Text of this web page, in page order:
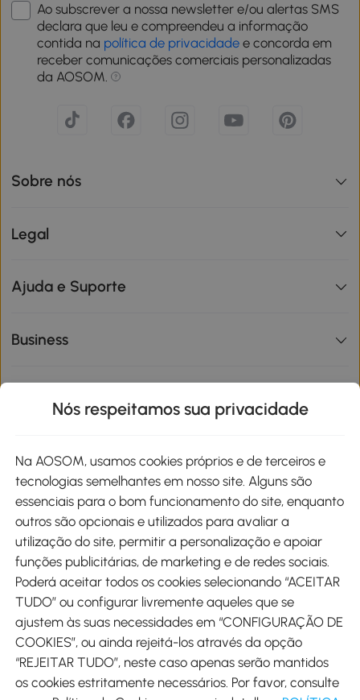
Ao subscrever a nossa newsletter e/ou alertas SMS
declara que leu e compreendeu a informação
contida na política de privacidade e concorda em
receber comunicações comerciais personalizadas
da AOSOM.
Sobre nós
Legal
Ajuda e Suporte
Business
Métodos de pagamento
Envio
Descarregar Aosom App
Nós respeitamos sua privacidade
Na AOSOM, usamos cookies próprios e de terceiros e
tecnologias semelhantes em nosso site. Alguns são
essenciais para o bom funcionamento do site, enquanto
outros são opcionais e utilizados para avaliar a
utilização do site, permitir a personalização e apoiar
funções publicitárias, de marketing e de redes sociais.
Poderá aceitar todos os cookies selecionando “ACEITAR
TUDO” ou configurar livremente aqueles que se
ajustem às suas necessidades em “CONFIGURAÇÃO DE
COOKIES”, ou ainda rejeitá-los através da opção
“REJEITAR TUDO”, neste caso apenas serão mantidos
os cookies estritamente necessários. Por favor, consulte